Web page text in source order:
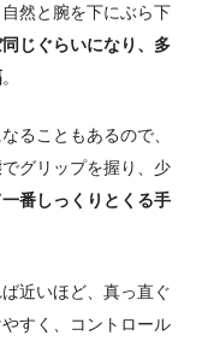
然と腕を下にぶら下
じぐらいになり、多
。
ることもあるので、
グリップを握り、少
番しっくりとくる手
近いほど、真っ直ぐ
すく、コントロール